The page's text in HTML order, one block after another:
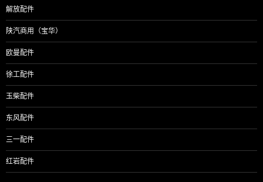
解放配件
陕汽商用（宝华）
欧曼配件
徐工配件
玉柴配件
东风配件
三一配件
红岩配件